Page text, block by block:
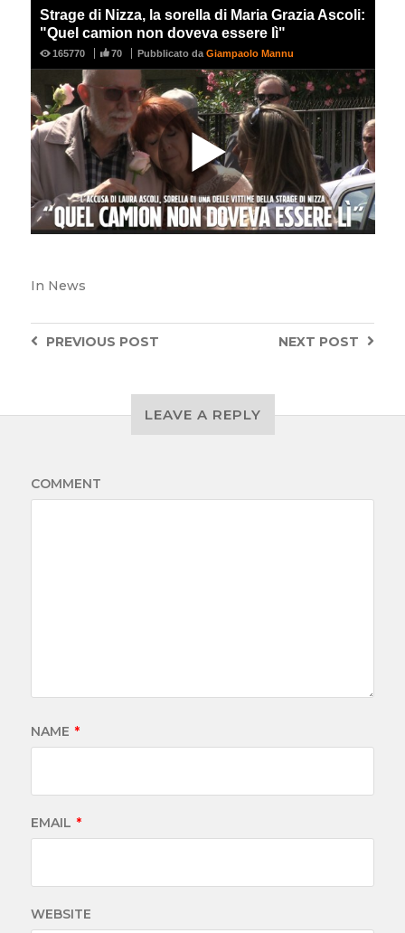
In News
NEXT POST
PREVIOUS POST
LEAVE A REPLY
COMMENT
NAME *
EMAIL *
WEBSITE